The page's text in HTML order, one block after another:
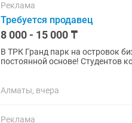
Реклама
Требуется продавец
8 000 - 15 000 ₸
В ТРК Гранд парк на островок
постоянной основе! Студентов
Алматы, вчера
Реклама